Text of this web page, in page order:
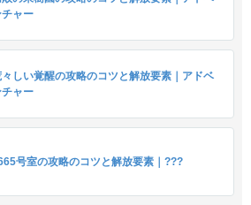
チャー
しい覚醒の攻略のコツと解放要素｜アドベ
チャー
号室の攻略のコツと解放要素｜???